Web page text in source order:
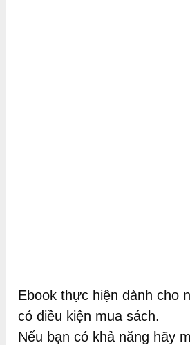
Ebook thực hiện dành cho
có điều kiện mua sách.
Nếu bạn có khả năng hãy